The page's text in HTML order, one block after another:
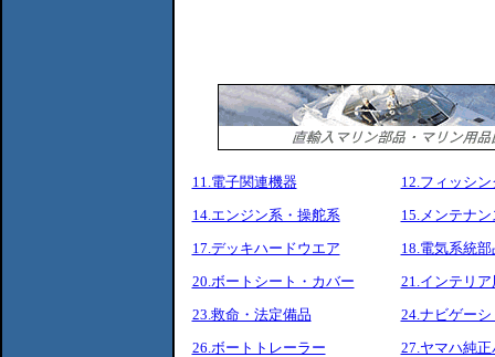
11.電子関連機器
12.フィッシ
14.エンジン系・操舵系
15.メンテナ
17.デッキハードウエア
18.電気系統部
20.ボートシート・カバー
21.インテリア
23.救命・法定備品
24.ナビゲーシ
26.ボートトレーラー
27.ヤマハ純正